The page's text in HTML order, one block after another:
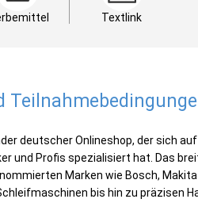
Textlink
deutscher Onlineshop, der sich
und Profis spezialisiert hat. Das
Marken wie Bosch,
bis hin zu präzisen